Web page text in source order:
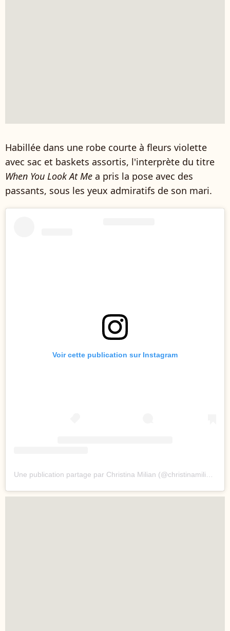
Habillée dans une robe courte à fleurs violette
avec sac et baskets assortis, l'interprète du titre
When You Look At Me a pris la pose avec des
passants, sous les yeux admiratifs de son mari.
Voir cette publication sur Instagram